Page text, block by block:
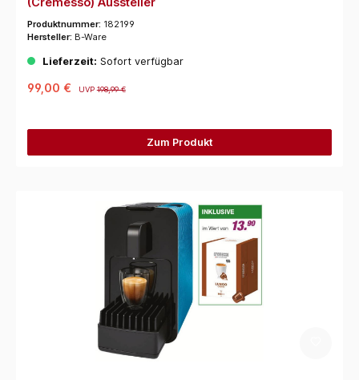
Produktnummer: 182199
Hersteller: B-Ware
Lieferzeit: Sofort verfügbar
99,00 € UVP198,99 €
Zum Produkt